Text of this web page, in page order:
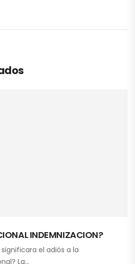
INDEMNIZACION?
significara el adiós a la
La…